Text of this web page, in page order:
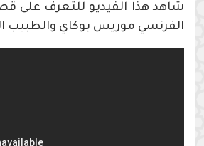
شاهد هذا الفيديو للتعرف على
الفرنسي موريس بوكاي والطبيب